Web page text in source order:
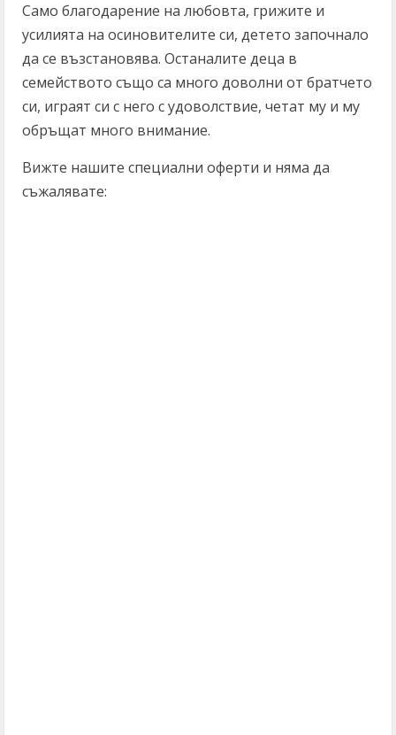
Само благодарение на любовта, грижите и
усилията на осиновителите си, детето започнало
да се възстановява. Останалите деца в
семейството също са много доволни от братчето
си, играят си с него с удоволствие, четат му и му
обръщат много внимание.
Вижте нашите специални оферти и няма да
съжалявате: